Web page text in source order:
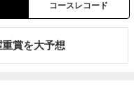
コースレコード
賞を大予想